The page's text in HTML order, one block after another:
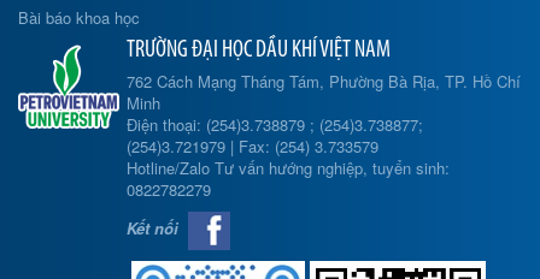
Bài báo khoa học
TRƯỜNG ĐẠI HỌC DẦU KHÍ VIỆT NAM
762 Cách Mạng Tháng Tám, Phường Bà Rịa, TP. Hồ Chí
Minh
Điện thoại: (254)3.738879 ; (254)3.738877;
(254)3.721979 | Fax: (254) 3.733579
Hotline/Zalo Tư vấn hướng nghiệp, tuyển sinh:
0822782279
Kết nối